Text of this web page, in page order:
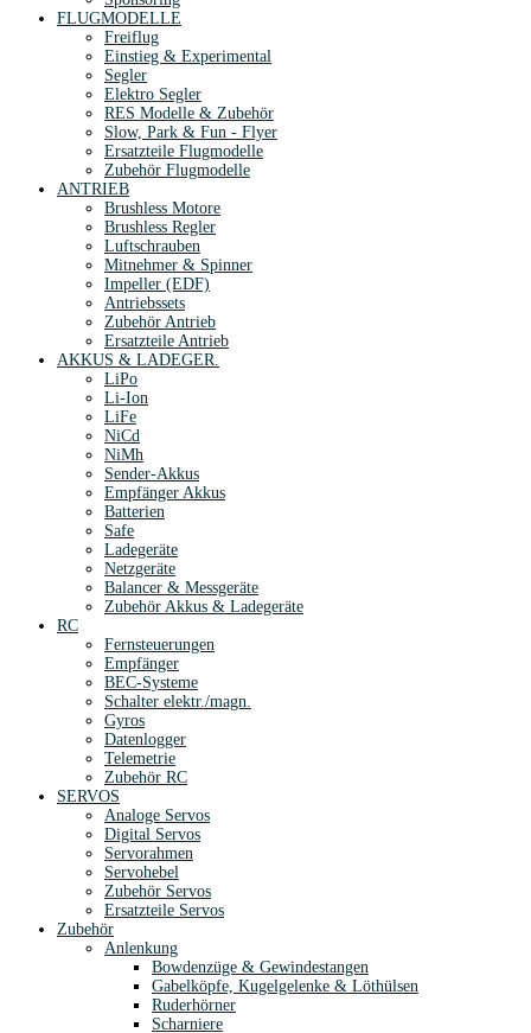
FLUGMODELLE
Freiflug
Einstieg & Experimental
Segler
Elektro Segler
RES Modelle & Zubehör
Slow, Park & Fun - Flyer
Ersatzteile Flugmodelle
Zubehör Flugmodelle
ANTRIEB
Brushless Motore
Brushless Regler
Luftschrauben
Mitnehmer & Spinner
Impeller (EDF)
Antriebssets
Zubehör Antrieb
Ersatzteile Antrieb
AKKUS & LADEGER.
LiPo
Li-Ion
LiFe
NiCd
NiMh
Sender-Akkus
Empfänger Akkus
Batterien
Safe
Ladegeräte
Netzgeräte
Balancer & Messgeräte
Zubehör Akkus & Ladegeräte
RC
Fernsteuerungen
Empfänger
BEC-Systeme
Schalter elektr./magn.
Gyros
Datenlogger
Telemetrie
Zubehör RC
SERVOS
Analoge Servos
Digital Servos
Servorahmen
Servohebel
Zubehör Servos
Ersatzteile Servos
Zubehör
Anlenkung
Bowdenzüge & Gewindestangen
Gabelköpfe, Kugelgelenke & Löthülsen
Ruderhörner
Scharniere